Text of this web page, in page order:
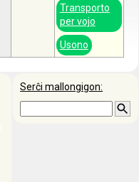
Transporto
per vojo
Usono
Serĉi mallongigon: